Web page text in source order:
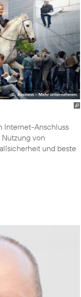
Internet-Anschluss
von
und beste